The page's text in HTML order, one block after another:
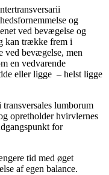
og
ved bevægelse og
kan trække frem i
ved bevægelse, men
en vedvarende
eller ligge – helst ligge
lumborum
opretholder hvirvlernes
for
tid med øget
af egen balance.